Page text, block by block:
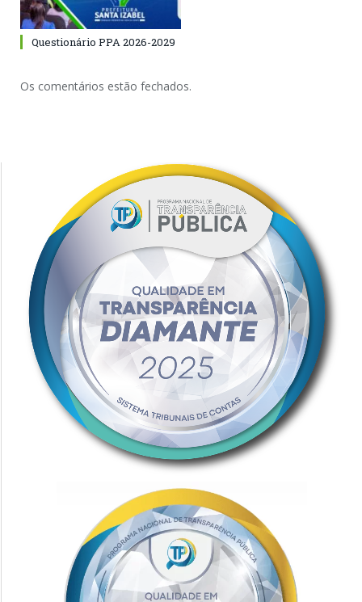
Questionário PPA 2026-2029
Os comentários estão fechados.